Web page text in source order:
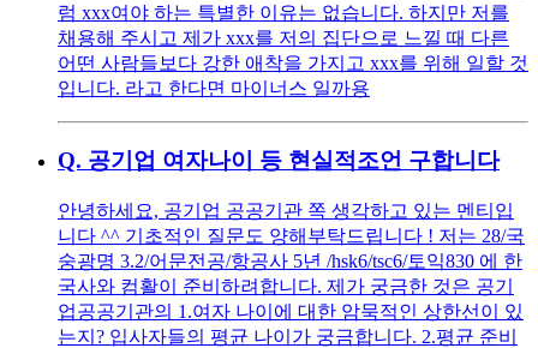
럼 xxx여야 하는 특별한 이유는 없습니다. 하지만 저를
채용해 주시고 제가 xxx를 저의 집단으로 느낄 때 다른
어떤 사람들보다 강한 애착을 가지고 xxx를 위해 일할 것
입니다. 라고 한다면 마이너스 일까용
Q. 공기업 여자나이 등 현실적조언 구합니다
안녕하세요, 공기업 공공기관 쪽 생각하고 있는 멘티입
니다 ^^ 기초적인 질문도 양해부탁드립니다 ! 저는 28/국
숭광명 3.2/어문전공/항공사 5년 /hsk6/tsc6/토익830 에 한
국사와 컴활이 준비하려합니다. 제가 궁금한 것은 공기
업공공기관의 1.여자 나이에 대한 암묵적인 상한선이 있
는지? 입사자들의 평균 나이가 궁금합니다. 2.평균 준비